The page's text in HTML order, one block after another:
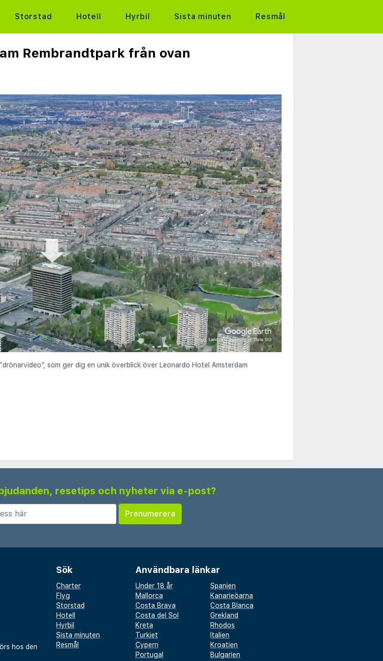
Storstad Hotell Hyrbil Sista minuten Resmål
Rembrandtpark från ovan
som ger dig en unik överblick över Leonardo Hotel Amsterdam
resetips och nyheter via e-post?
hos den
Sök
Charter
Flyg
Storstad
Hotell
Hyrbil
Sista minuten
Resmål
Användbara länkar
Under 18 år
Spanien
Mallorca
Kanarieöarna
Costa Brava
Costa Blanca
Costa del Sol
Grekland
Kreta
Rhodos
Turkiet
Italien
Cypern
Kroatien
Portugal
Bulgarien